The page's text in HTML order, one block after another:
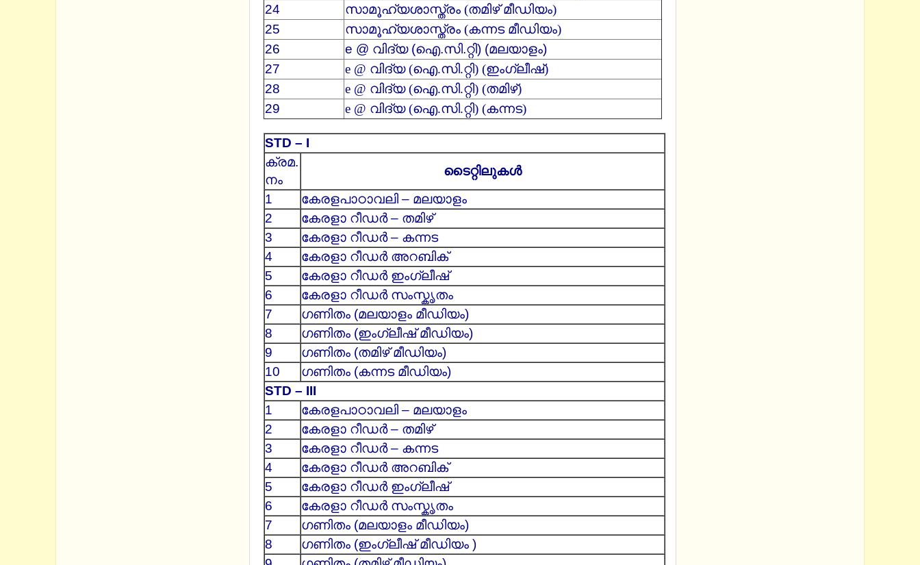
24
സാമൂഹ്യശാസ്ത്രം (തമിഴ് മീഡിയം)
25
സാമൂഹ്യശാസ്ത്രം (കന്നട മീഡിയം)
26
e @ വിദ്യ (ഐ.സി.റ്റി) (മലയാളം)
27
e @ വിദ്യ (ഐ.സി.റ്റി) (ഇംഗ്ലീഷ്)
28
e @ വിദ്യ (ഐ.സി.റ്റി) (തമിഴ്)
29
e @ വിദ്യ (ഐ.സി.റ്റി) (കന്നട)
STD – I
ക്രമ.
നം
ടൈറ്റിലുകള്‍
1
കേരളപാഠാവലി – മലയാളം
2
കേരളാ റീഡര്‍ – തമിഴ്
3
കേരളാ റീഡര്‍ – കന്നട
4
കേരളാ റീഡര്‍ അറബിക്
5
കേരളാ റീഡര്‍ ഇംഗ്ലീഷ്
6
കേരളാ റീഡര്‍ സംസ്കൃതം
7
ഗണിതം (മലയാളം മീഡിയം)
8
ഗണിതം (ഇംഗ്ലീഷ് മീഡിയം)
9
ഗണിതം (തമിഴ് മീഡിയം)
10
ഗണിതം (കന്നട മീഡിയം)
STD – III
1
കേരളപാഠാവലി – മലയാളം
2
കേരളാ റീഡര്‍ – തമിഴ്
3
കേരളാ റീഡര്‍ – കന്നട
4
കേരളാ റീഡര്‍ അറബിക്
5
കേരളാ റീഡര്‍ ഇംഗ്ലീഷ്
6
കേരളാ റീഡര്‍ സംസ്കൃതം
7
ഗണിതം (മലയാളം മീഡിയം)
8
ഗണിതം (ഇംഗ്ലീഷ് മീഡിയം )